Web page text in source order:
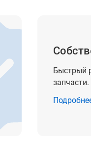
Быстрый
запчасти.